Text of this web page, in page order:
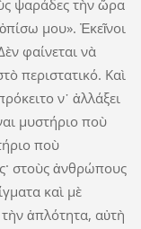
ψαράδες τὴν ὥρα
μου». Ἐκεῖνοι
φαίνεται νὰ
περιστατικό. Καὶ
ν᾿ ἀλλάξει
μυστήριο ποὺ
ποὺ
στοὺς ἀνθρώπους
καὶ μὲ
ἁπλότητα, αὐτὴ